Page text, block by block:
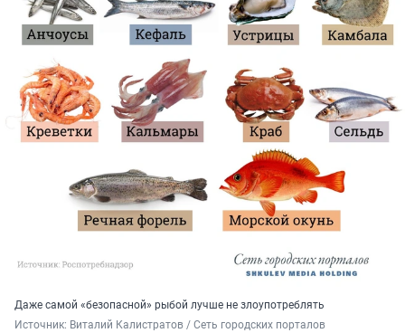
Даже самой «безопасной» рыбой лучше не злоупотреблять
Источник: Виталий Калистратов / Сеть городских порталов